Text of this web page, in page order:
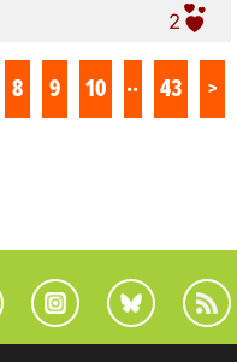
2
8 9 10 .. 43 >